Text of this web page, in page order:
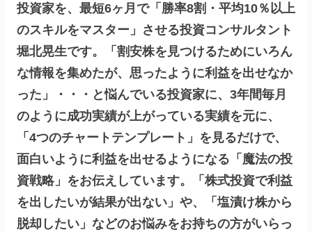
投資家を、最短6ヶ月で「勝率8割・平均10％以上
のスキルをマスター」させる投資コンサルタント
堀北晃生です。「割安株を見つけるためにいろん
な情報を集めたが、思ったように利益を出せなか
った」・・・と悩んでいる投資家に、3年間毎月
のように成功実績が上がっている実績を元に、
「4つのチャートテンプレート」を見るだけで、
面白いように利益を出せるようになる「魔法の投
資戦略」をお伝えしています。「株式投資で利益
を出したいが結果が出ない」や、「塩漬け株から
脱却したい」などのお悩みをお持ちの方がいらっ